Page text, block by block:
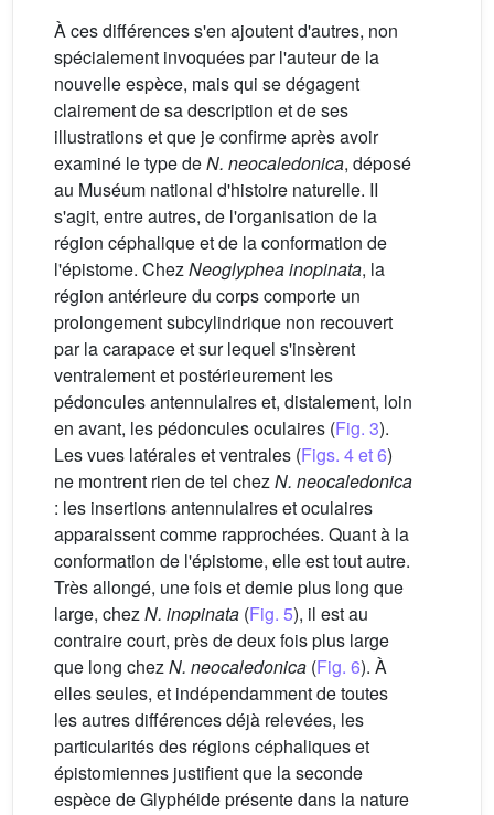
À ces différences s'en ajoutent d'autres, non
spécialement invoquées par l'auteur de la
nouvelle espèce, mais qui se dégagent
clairement de sa description et de ses
illustrations et que je confirme après avoir
examiné le type deN. neocaledonica, déposé
au Muséum national d'histoire naturelle. II
s'agit, entre autres, de l'organisation de la
région céphalique et de la conformation de
l'épistome. Chez Neoglyphea inopinata, la
région antérieure du corps comporte un
prolongement subcylindrique non recouvert
par la carapace et sur lequel s'insèrent
ventralement et postérieurement les
pédoncules antennulaires et, distalement, loin
en avant, les pédoncules oculaires (Fig. 3).
Les vues latérales et ventrales (Figs. 4 et 6)
ne montrent rien de tel chez N. neocaledonica
: les insertions antennulaires et oculaires
apparaissent comme rapprochées. Quant à la
conformation de l'épistome, elle est tout autre.
Très allongé, une fois et demie plus long que
large, chez N. inopinata (Fig. 5), il est au
contraire court, près de deux fois plus large
que long chez N. neocaledonica (Fig. 6). À
elles seules, et indépendamment de toutes
les autres différences déjà relevées, les
particularités des régions céphaliques et
épistomiennes justifient que la seconde
espèce de Glyphéide présente dans la nature